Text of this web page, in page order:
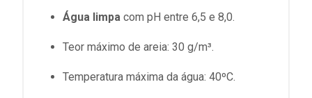
Água limpa com pH entre 6,5 e 8,0.
Teor máximo de areia: 30 g/m³.
Temperatura máxima da água: 40ºC.